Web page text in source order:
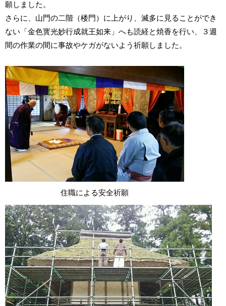
願しました。
さらに、山門の二階（楼門）に上がり、滅多に見ることができ
ない「金色寳光妙行成就王如来」へも読経と焼香を行い、３週
間の作業の間に事故やケガがないよう祈願しました。
住職による安全祈願